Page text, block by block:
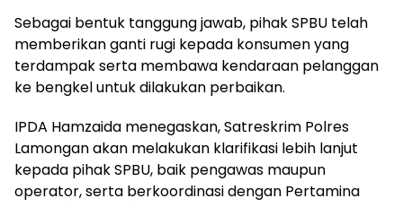
Sebagai bentuk tanggung jawab, pihak SPBU telah
memberikan ganti rugi kepada konsumen yang
terdampak serta membawa kendaraan pelanggan
ke bengkel untuk dilakukan perbaikan.
IPDA Hamzaida menegaskan, Satreskrim Polres
Lamongan akan melakukan klarifikasi lebih lanjut
kepada pihak SPBU, baik pengawas maupun
operator, serta berkoordinasi dengan Pertamina